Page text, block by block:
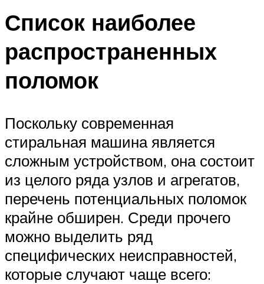
Список наиболее
распространенных
поломок
Поскольку современная
стиральная машина является
сложным устройством, она состоит
из целого ряда узлов и агрегатов,
перечень потенциальных поломок
крайне обширен. Среди прочего
можно выделить ряд
специфических неисправностей,
которые случают чаще всего: